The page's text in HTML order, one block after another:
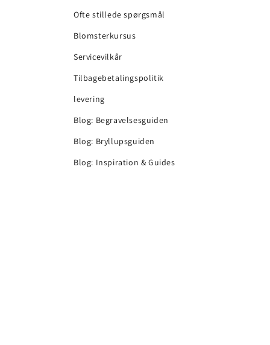
Ofte stillede spørgsmål
Blomsterkursus
Servicevilkår
Tilbagebetalingspolitik
levering
Blog: Begravelsesguiden
Blog: Bryllupsguiden
Blog: Inspiration & Guides